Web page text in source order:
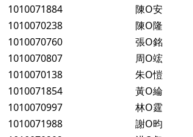
1010071884
陳O安
1010070238
陳O隆
1010070760
張O銘
1010070807
周O竤
1010070138
朱O愷
1010071854
黃O綸
1010070997
林O霆
1010071988
謝O昀